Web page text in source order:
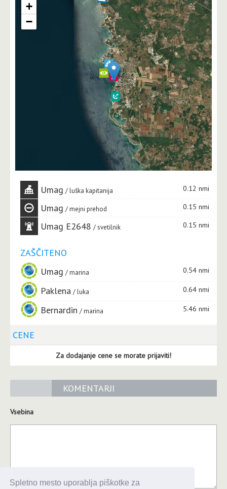
Spletno mesto uporablja piškotke za
+
−
Umag luška kapitanija 0.12 nmi
Umag mejni prehod 0.15 nmi
Umag E2648 svetilnik 0.15 nmi
ZAŠČITENO
Umag
marina 0.54 nmi
Paklena luka 0.64 nmi
Bernardin marina 5.46 nmi
CENE
Za dodajanje cene se morate prijaviti!
KOMENTARJI
Vsebina